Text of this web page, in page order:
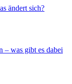
ändert sich?
– was gibt es dabei